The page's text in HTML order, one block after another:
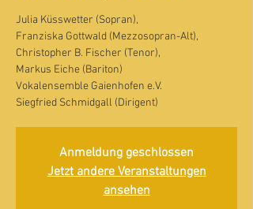
Julia Küsswetter (Sopran),
Franziska Gottwald (Mezzosopran-Alt),
Christopher B. Fischer (Tenor),
Markus Eiche (Bariton)
Vokalensemble Gaienhofen e.V.
Anmeldung geschlossen
Jetzt andere Veranstaltungen
ansehen